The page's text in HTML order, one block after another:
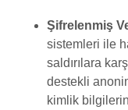
Şifrelenmiş
sistemleri ile
saldırılara
destekli
kimlik